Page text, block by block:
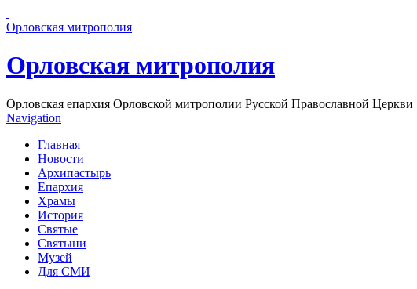
Орловская митрополия
Орловская митрополия
Орловская епархия Орловской митрополии Русской Православной Церкви
Navigation
Главная
Новости
Архипастырь
Епархия
Храмы
История
Святые
Святыни
Музей
Для СМИ